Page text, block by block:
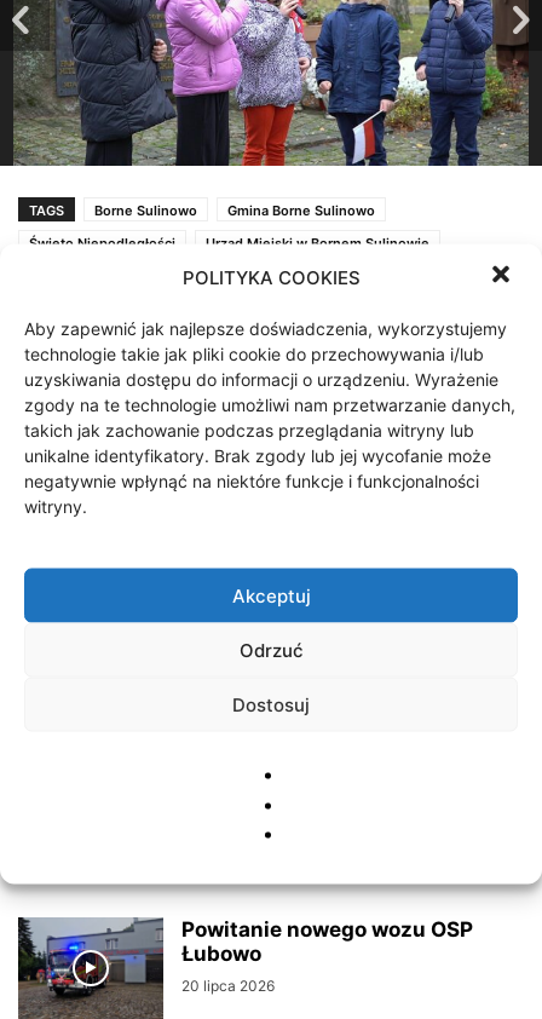
POLITYKA COOKIES
Aby zapewnić jak najlepsze doświadczenia, wykorzystujemy
technologie takie jak pliki cookie do przechowywania i/lub
uzyskiwania dostępu do informacji o urządzeniu. Wyrażenie
zgody na te technologie umożliwi nam przetwarzanie danych,
takich jak zachowanie podczas przeglądania witryny lub
unikalne identyfikatory. Brak zgody lub jej wycofanie może
negatywnie wpłynąć na niektóre funkcje i funkcjonalności
witryny.
Akceptuj
Odrzuć
Dostosuj
TAGS Borne Sulinowo
Gmina Borne Sulinowo
Święto Niepodległości
Urząd Miejski w Bornem Sulinowie
RELATED ARTICLES
Narybek węgorza w jeziorach
szczecineckich
5 sierpnia 2026
200 tys. zł na lokalne inicjatywy
Powitanie nowego wozu OSP
Łubowo
20 lipca 2026